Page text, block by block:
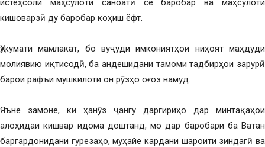
истеҳсоли маҳсулоти саноатӣ се баробар ва маҳсулоти
кишоварзӣ ду баробар коҳиш ёфт.
Ҳукумати мамлакат, бо вуҷуди имкониятҳои ниҳоят маҳдуди
молиявию иқтисодӣ, ба андешидани тамоми тадбирҳои зарурӣ
барои рафъи мушкилоти он рӯзҳо оғоз намуд.
Яъне замоне, ки ҳанӯз ҷангу даргириҳо дар минтақаҳои
алоҳидаи кишвар идома доштанд, мо дар баробари ба Ватан
баргардонидани гурезаҳо, муҳайё кардани шароити зиндагӣ ва